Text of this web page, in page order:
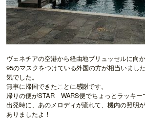
ヴェネチアの空港から経由地ブリュッセルに向
95のマスクをつけている外国の方が相当いまし
気でした。
無事に帰国できたことに感謝です。
帰りの便がSTAR WARS便でちょっとラッキー
出発時に、あのメロディが流れて、機内の照明
ありましたよ！